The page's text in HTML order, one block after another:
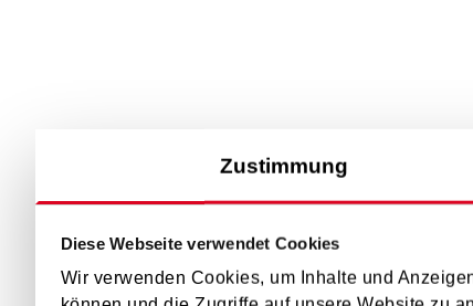
Zustimmung
Diese Webseite verwendet Cookies
Wir verwenden Cookies, um Inhalte und